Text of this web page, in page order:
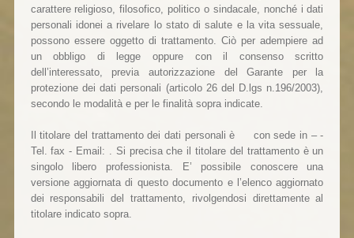
carattere religioso, filosofico, politico o sindacale, nonché i dati
personali idonei a rivelare lo stato di salute e la vita sessuale,
possono essere oggetto di trattamento. Ciò per adempiere ad
un obbligo di legge oppure con il consenso scritto
dell’interessato, previa autorizzazione del Garante per la
protezione dei dati personali (articolo 26 del D.lgs n.196/2003),
secondo le modalità e per le finalità sopra indicate.
Il titolare del trattamento dei dati personali è con sede in – -
Tel. fax - Email: . Si precisa che il titolare del trattamento è un
singolo libero professionista. E’ possibile conoscere una
versione aggiornata di questo documento e l’elenco aggiornato
dei responsabili del trattamento, rivolgendosi direttamente al
titolare indicato sopra.